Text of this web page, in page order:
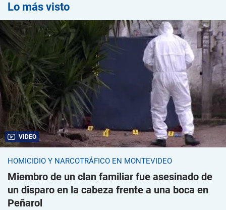
Lo más visto
VIDEO
HOMICIDIO Y NARCOTRÁFICO EN MONTEVIDEO
Miembro de un clan familiar fue asesinado de
un disparo en la cabeza frente a una boca en
Peñarol